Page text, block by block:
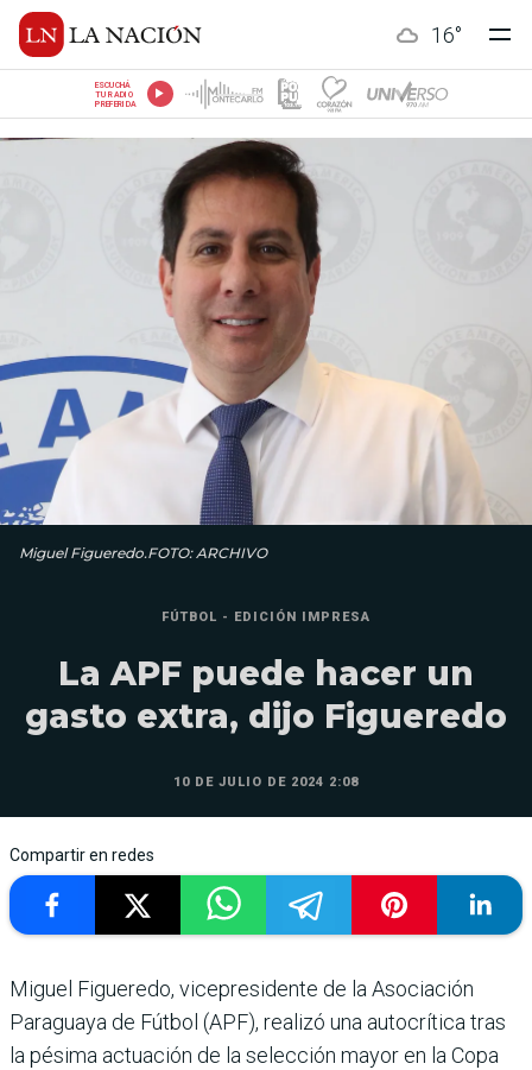
16°
ESCUCHÁ
TU RADIO
PREFERIDA
Miguel Figueredo.FOTO: ARCHIVO
FÚTBOL - EDICIÓN IMPRESA
La APF puede hacer un
gasto extra, dijo Figueredo
10 DE JULIO DE 2024 2:08
Compartir en redes
Miguel Figueredo, vicepresi­dente de la Asociación
Para­guaya de Fútbol (APF), rea­lizó una autocrítica tras
la pésima actuación de la selec­ción mayor en la Copa